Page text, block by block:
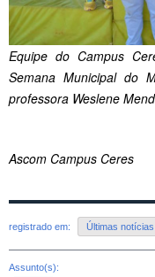
Equipe do Campus
Semana Municipal do
professora Weslene
Ascom Campus Ceres
registrado em: Últimas
Assunto(s):